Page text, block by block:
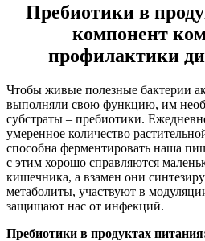
Пребиотики в
компонент
профилактики
Чтобы живые полезные бактерии
выполняли свою функцию, им
субстраты – пребиотики.
умеренное количество
способна ферментировать наша
с этим хорошо справляются
кишечника, а взамен они
метаболиты, участвуют в
защищают нас от инфекций.
Пребиотики в продуктах